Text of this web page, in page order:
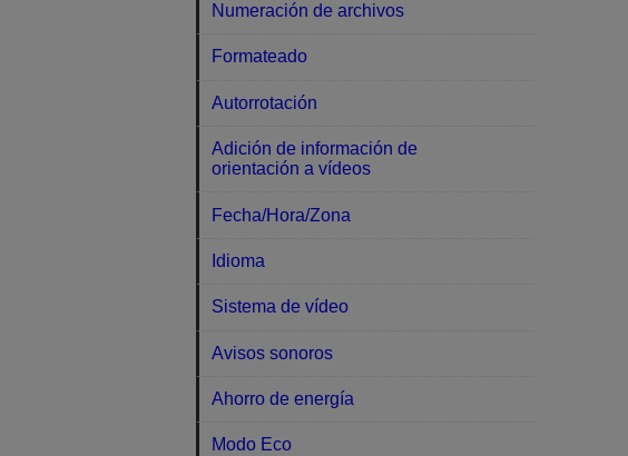
Numeración de archivos
Formateado
Autorrotación
Adición de información de
orientación a vídeos
Fecha/Hora/Zona
Idioma
Sistema de vídeo
Avisos sonoros
Ahorro de energía
Modo Eco